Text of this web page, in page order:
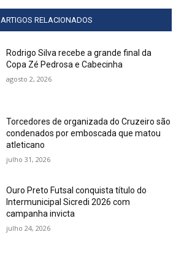
ARTIGOS RELACIONADOS
Rodrigo Silva recebe a grande final da
Copa Zé Pedrosa e Cabecinha
agosto 2, 2026
Torcedores de organizada do Cruzeiro são
condenados por emboscada que matou
atleticano
julho 31, 2026
Ouro Preto Futsal conquista título do
Intermunicipal Sicredi 2026 com
campanha invicta
julho 24, 2026